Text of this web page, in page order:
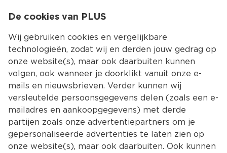
Kies jouw
De cookies van PLUS
Wij gebruiken cookies en vergelijkbare
technologieën, zodat wij en derden jouw gedrag op
onze website(s), maar ook daarbuiten kunnen
volgen, ook wanneer je doorklikt vanuit onze e-
mails en nieuwsbrieven. Verder kunnen wij
versleutelde persoonsgegevens delen (zoals een e-
mailadres en aankoopgegevens) met derde
partijen zoals onze advertentiepartners om je
gepersonaliseerde advertenties te laten zien op
onze website(s), maar ook daarbuiten. Ook kunnen